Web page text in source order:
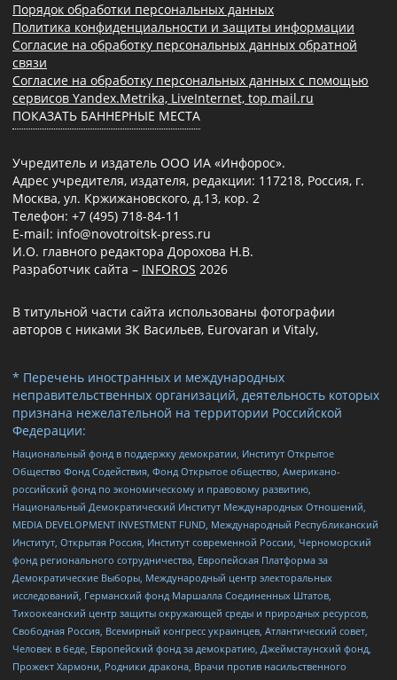
Порядок обработки персональных данных
Политика конфиденциальности и защиты информации
Согласие на обработку персональных данных обратной
связи
Согласие на обработку персональных данных с помощью
сервисов Yandex.Metrika, LiveInternet, top.mail.ru
ПОКАЗАТЬ БАННЕРНЫЕ МЕСТА
Учредитель и издатель ООО ИА «Инфорос».
Адрес учредителя, издателя, редакции: 117218, Россия, г.
Москва, ул. Кржижановского, д.13, кор. 2
Телефон: +7 (495) 718-84-11
E-mail: info@novotroitsk-press.ru
И.О. главного редактора Дорохова Н.В.
Разработчик сайта – INFOROS 2026
В титульной части сайта использованы фотографии
авторов с никами ЗК Васильев, Eurovaran и Vitaly,
* Перечень иностранных и международных
неправительственных организаций, деятельность которых
признана нежелательной на территории Российской
Федерации:
Национальный фонд в поддержку демократии, Институт Открытое
Общество Фонд Содействия, Фонд Открытое общество, Американо-
российский фонд по экономическому и правовому развитию,
Национальный Демократический Институт Международных Отношений,
MEDIA DEVELOPMENT INVESTMENT FUND, Международный Республиканский
Институт, Открытая Россия, Институт современной России, Черноморский
фонд регионального сотрудничества, Европейская Платформа за
Демократические Выборы, Международный центр электоральных
исследований, Германский фонд Маршалла Соединенных Штатов,
Тихоокеанский центр защиты окружающей среды и природных ресурсов,
Свободная Россия, Всемирный конгресс украинцев, Атлантический совет,
Человек в беде, Европейский фонд за демократию, Джеймстаунский фонд,
Прожект Хармони, Родники дракона, Врачи против насильственного